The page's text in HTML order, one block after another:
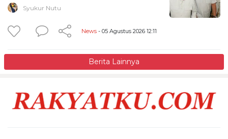
Syukur Nutu
News - 05 Agustus 2026 12:11
Berita Lainnya